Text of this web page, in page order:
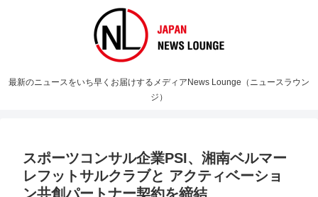
最新のニュースをいち早くお届けするメディアNews Lounge（ニュースラウン
ジ）
スポーツコンサル企業PSI、湘南ベルマー
レフットサルクラブと アクティベーショ
ン共創パートナー契約を締結